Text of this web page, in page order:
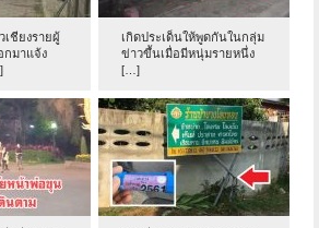
ชียงรายผู้
กมาแจ้ง
เกิดประเด็นให้พูดกันในกลุ่ม
ข่าวขึ้นเมื่อมีหนุ่มรายหนึ่ง
[…]